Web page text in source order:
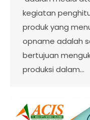
kegiatan
produk yang
opname adalah
bertujuan
produksi dalam…